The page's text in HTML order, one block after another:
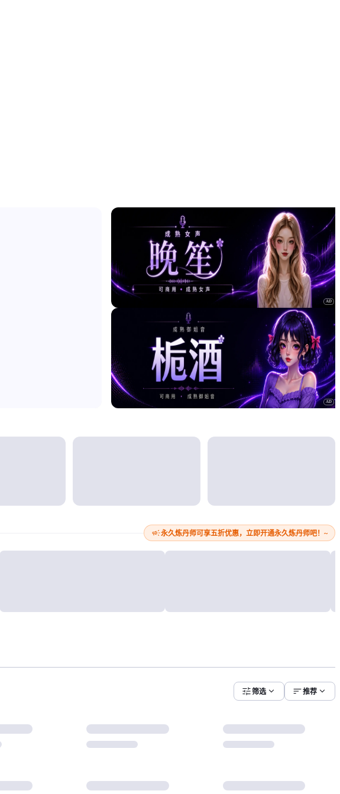
AD
AD
campaign永久炼丹师可享五折优惠，立即开通永久炼丹师吧！~
tune筛选 expand_more sort推荐 expand_more